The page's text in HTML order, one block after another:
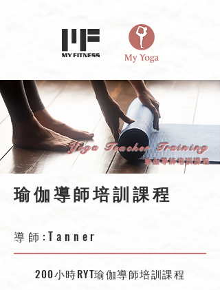
Yoga Teacher Training
​瑜伽導師培訓課程
瑜伽導師培訓課程
導師:Tanner
200小時RYT瑜伽導師培訓課程